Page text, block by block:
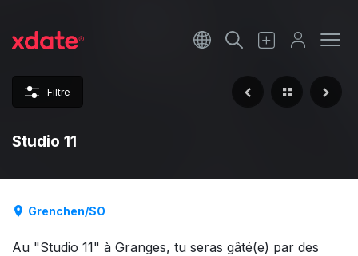
Filtre
Studio 11
Grenchen/SO
Au "Studio 11" à Granges, tu seras gâté(e) par des